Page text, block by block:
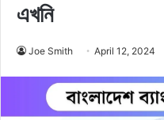
এখনি
Joe Smith April 12, 2024